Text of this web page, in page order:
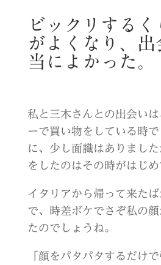
ビックリするく
がよくなり、出
当によかった。
私と三木さんとの出会い
ーで買い物をしている時
に、少し面識はありまし
をしたのはその時がはじめ
イタリアから帰って来た
で、時差ボケでさぞ私の
たのでしょうね。
「顔をパタパタするだけ